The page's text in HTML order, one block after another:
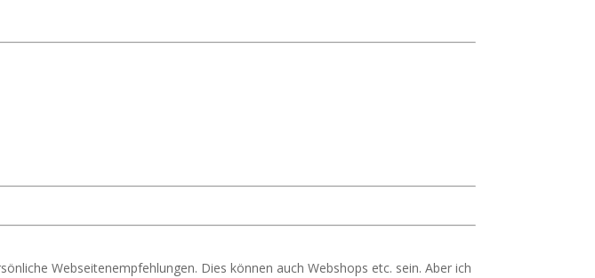
Webseitenempfehlungen. Dies können auch Webshops etc. sein. Aber ich